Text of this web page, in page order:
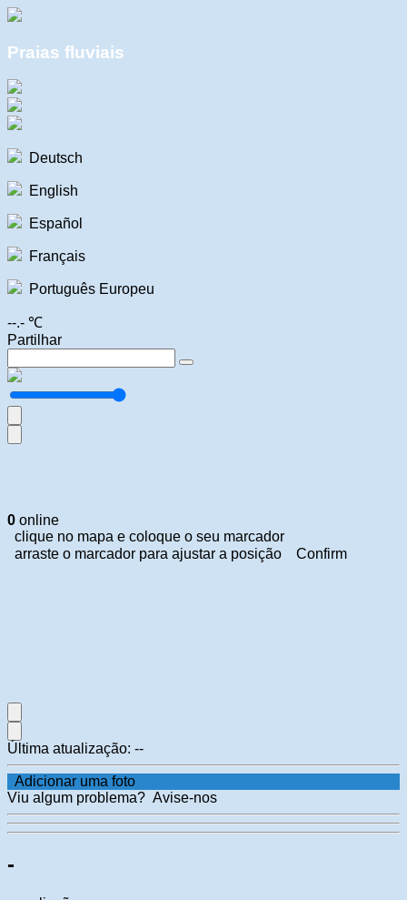
Praias fluviais
Deutsch
English
Español
Français
Português Europeu
--.- ℃
Partilhar
0 online
clique no mapa e coloque o seu marcador
arraste o marcador para ajustar a posição
Confirm
Última atualização: --
Adicionar uma foto
Viu algum problema? Avise-nos
-